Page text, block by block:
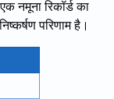
नमूना रिकॉर्ड का
परिणाम है।